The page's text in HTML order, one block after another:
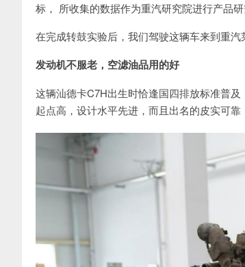
标， 所收集的数据作为重汽研究院进行产品
在完成转鼓实验后，我们驾驶这辆车来到重
发动机不服老，空滤油品用的好
这辆汕德卡C7H出生时恰逢国四排放标准普
起点高，设计水平先进，而且出名的皮实可靠